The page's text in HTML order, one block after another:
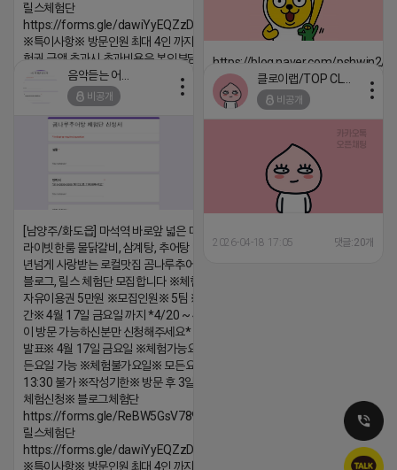
릴스체험단
https://forms.gle/dawiYyEQZzDdqf8W8
※특이사항※ 방문인원 최대 4인 까지 가능 체
험권 금액 초과시 초과비용은 본인부담입니다.
2026-04-18 17:13
https://blog.naver.com/pshwin2/
2026-04-18 17:12
비공개
[남양주/화도읍] 마석역 바로앞 넓은 매장과, 프
라이빗한룸 물닭갈비, 삼계탕, 추어탕 맛집 10
년넘게 사랑받는 로컬맛집 곰나루추어탕에서
블로그, 릴스 체험단 모집합니다 ※체험메뉴※
자유이용권 5만원 ※모집인원※ 5팀 ※모집기
간※ 4월 17일 금요일 까지 *4/20 ~ 4/26 사
이 방문 가능하신분만 신청해주세요* ※체험단
발표※ 4월 17일 금요일 ※체험가능요일※ 모
든요일 가능 ※체험불가요일※ 모든요일 12 ~
13:30 불가 ※작성기한※ 방문 후 3일 이내 ※
체험신청※ 블로그체험단
https://forms.gle/ReBW5GsV789ur2Pz6
릴스체험단
https://forms.gle/dawiYyEQZzDdqf8W8
※특이사항※ 방문인원 최대 4인 까지 가능 체
비공개
2026-04-18 17:05 댓글:20개